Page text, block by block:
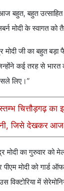
बहुत, बहुत उत्साहित
मोदी के स्वागत को
जी का बहुत
कई तरह से
लिए।”
चित्तौड़गढ़ का
जिसे देखकर आज
का गुरुवार को
मोदी को गार्ड
विक्टोरिया में